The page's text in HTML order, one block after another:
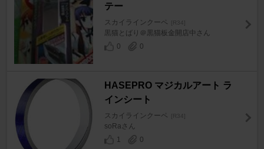
テー
スカイラインクーペ [R34]
黒猫とばり＠黒猫板金開店中さん
0
0
HASEPRO マジカルアート ラ
インシート
スカイラインクーペ [R34]
soRaさん
1
0